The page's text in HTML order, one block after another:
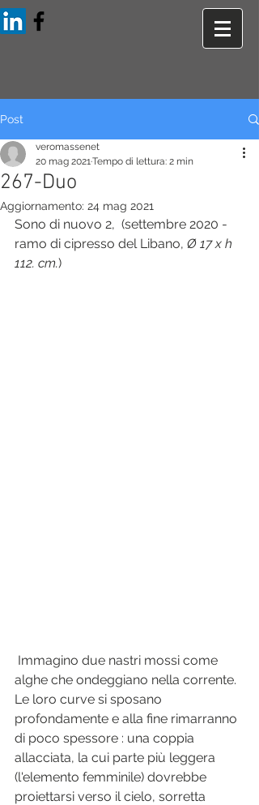
Post
267-Duo
veromassenet
20 mag 2021Tempo di lettura: 2 min
Aggiornamento: 24 mag 2021
Sono di nuovo 2,  (settembre 2020 -
ramo di cipresso del Libano, Ø 17 x h
112. cm.)
alghe che ondeggiano nella corrente.
Le loro curve si sposano
profondamente e alla fine rimarranno
di poco spessore : una coppia
allacciata, la cui parte più leggera
(l'elemento femminile) dovrebbe
proiettarsi verso il cielo, sorretta